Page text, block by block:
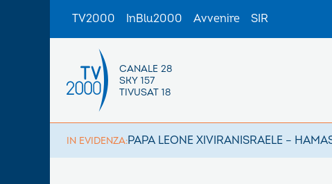
TV2000 InBlu2000 Avvenire SIR
CANALE 28
SKY 157
TIVUSAT 18
IN EVIDENZA:PAPA LEONE XIVIRANISRAELE –